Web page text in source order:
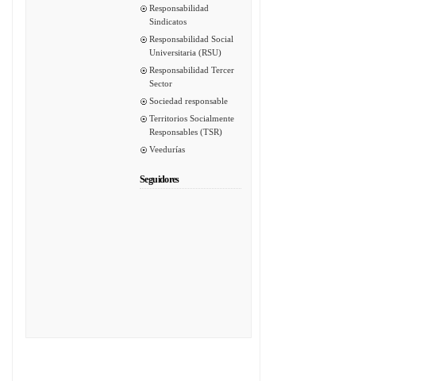
Responsabilidad
Sindicatos
Responsabilidad Social
Universitaria (RSU)
Responsabilidad Tercer
Sector
Sociedad responsable
Territorios Socialmente
Responsables (TSR)
Veedurías
Seguidores